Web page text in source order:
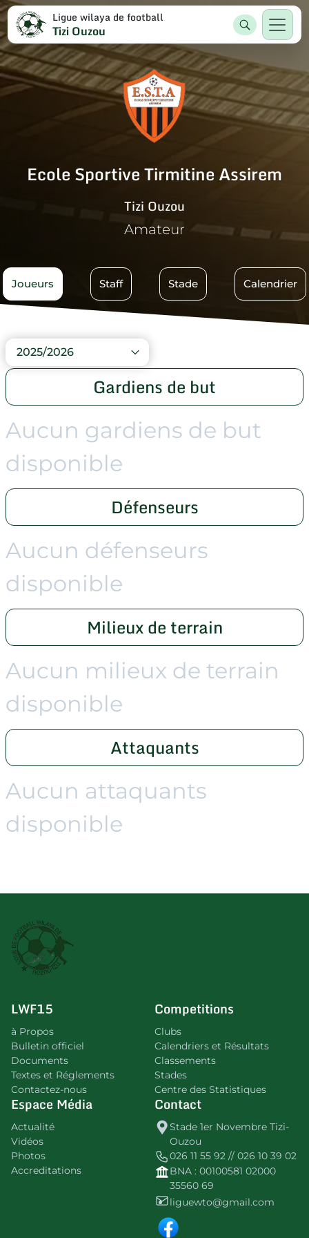
Ligue wilaya de football
Tizi Ouzou
Ecole Sportive Tirmitine Assirem
Tizi Ouzou
Amateur
Joueurs Staff Stade Calendrier
2025/2026
Gardiens de but
Aucun gardiens de but
disponible
Défenseurs
Aucun défenseurs
disponible
Milieux de terrain
Aucun milieux de terrain
disponible
Attaquants
Aucun attaquants
disponible
LWF15
à Propos
Bulletin officiel
Documents
Textes et Réglements
Contactez-nous
Competitions
Clubs
Calendriers et Résultats
Classements
Stades
Centre des Statistiques
Espace Média
Actualité
Vidéos
Photos
Accreditations
Contact
Stade 1er Novembre Tizi-
Ouzou
026 11 55 92 // 026 10 39 02
BNA : 00100581 02000
35560 69
liguewto@gmail.com